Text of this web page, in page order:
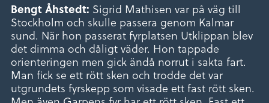
Bengt Åhstedt: Sigrid Mathisen var på väg till
Stockholm och skulle passera genom Kalmar
sund. När hon passerat fyrplatsen Utklippan blev
det dimma och dåligt väder. Hon tappade
orienteringen men gick ändå norrut i sakta fart.
Man fick se ett rött sken och trodde det var
utgrundets fyrskepp som visade ett fast rött sken.